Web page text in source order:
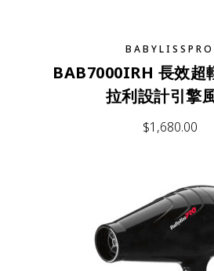
BABYLISSPRO
BAB7000IRH 長效超
拉利設計引擎
$1,680.00